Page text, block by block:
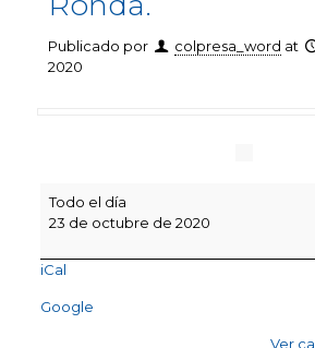
Publicado por colpresa_word at
2020
Reconciliación
pm
Escolar
Todo el día
23 de octubre de 2020
iCal
Google
Ver